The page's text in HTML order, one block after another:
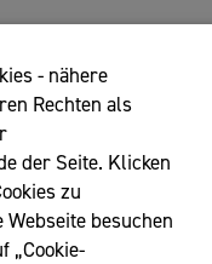
- nähere
Rechten als
der Seite. Klicken
zu
besuchen
„Cookie-
Exakter